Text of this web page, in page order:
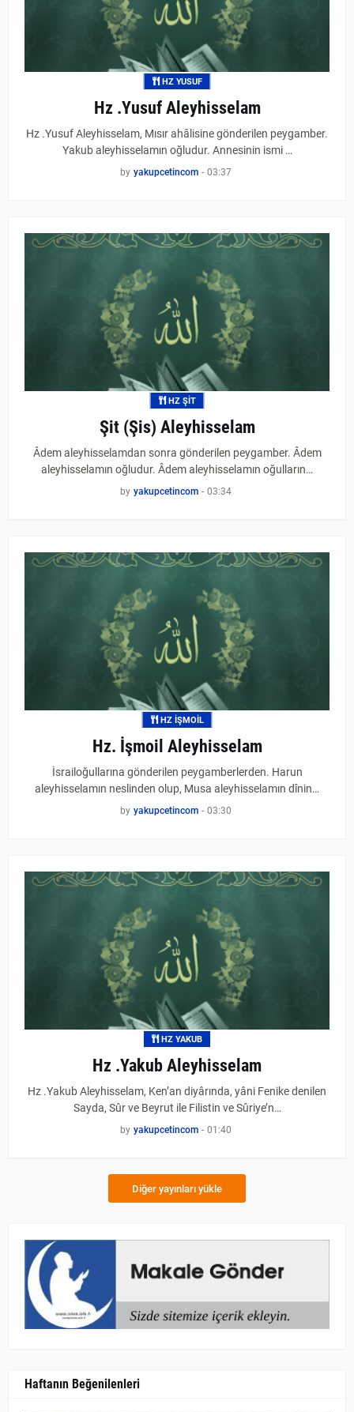
HZ YUSUF
Hz .Yusuf Aleyhisselam
Hz .Yusuf Aleyhisselam, Mısır ahâlisine gönderilen peygamber.
Yakub aleyhisselamın oğludur. Annesinin ismi …
by yakupcetincom - 03:37
HZ ŞIT
Şit (Şis) Aleyhisselam
Âdem aleyhisselamdan sonra gönderilen peygamber. Âdem
aleyhisselamın oğludur. Âdem aleyhisselamın oğulların…
by yakupcetincom - 03:34
HZ İŞMOIL
Hz. İşmoil Aleyhisselam
İsrailoğullarına gönderilen peygamberlerden. Harun
aleyhisselamın neslinden olup, Musa aleyhisselamın dînin…
by yakupcetincom - 03:30
HZ YAKUB
Hz .Yakub Aleyhisselam
Hz .Yakub Aleyhisselam, Ken’an diyârında, yâni Fenike denilen
Sayda, Sûr ve Beyrut ile Filistin ve Sûriye’n…
by yakupcetincom - 01:40
Diğer yayınları yükle
Haftanın Beğenilenleri